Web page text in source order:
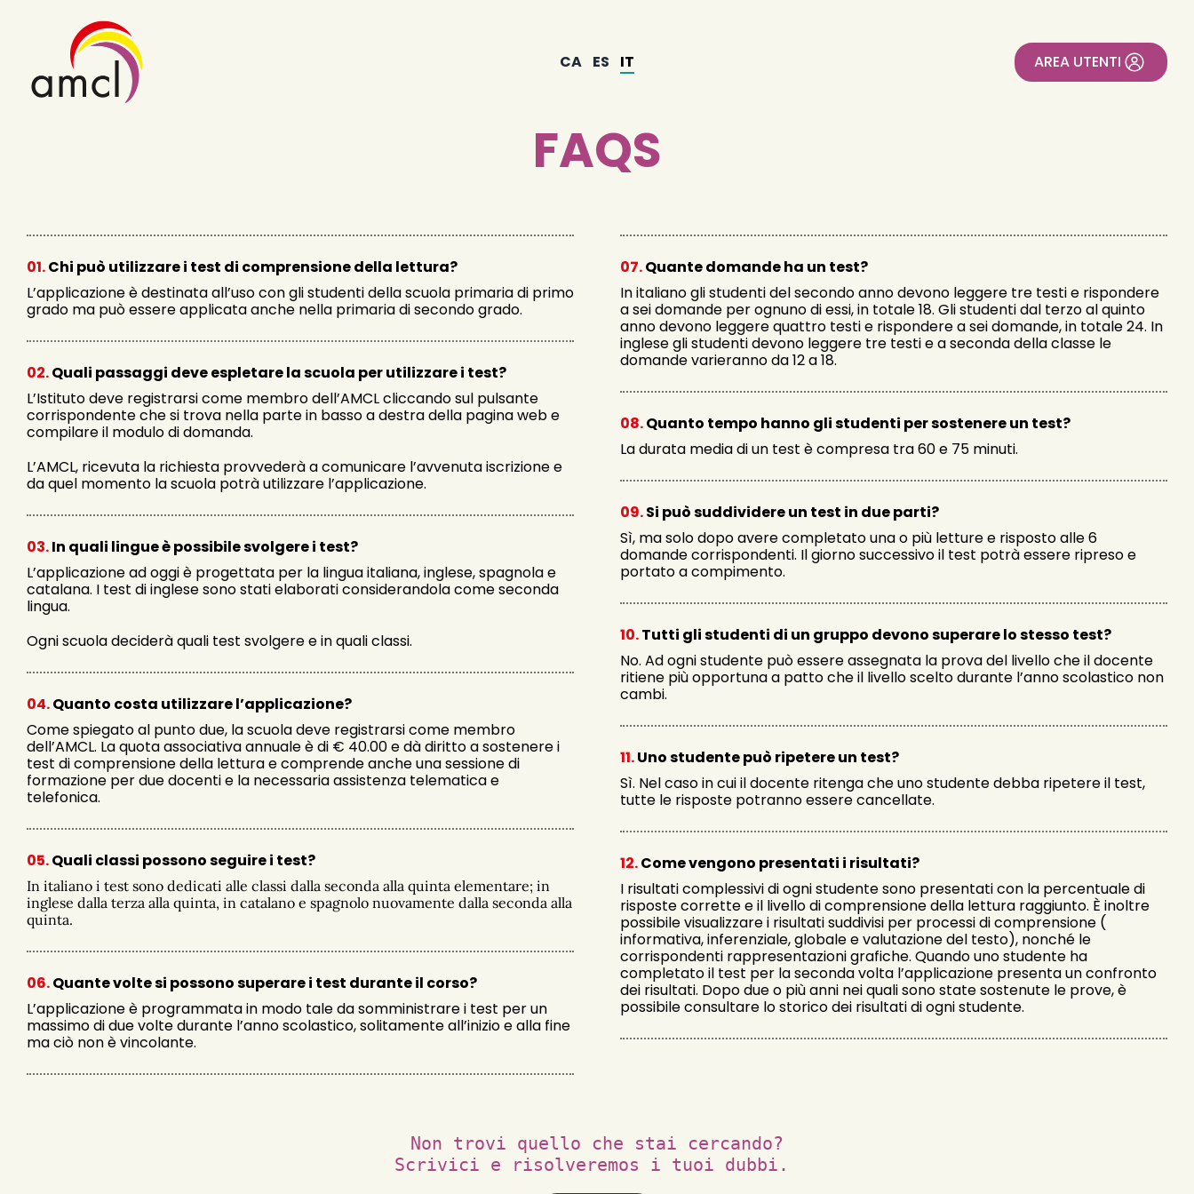
CA ES IT AREA UTENTI
FAQS
01.Chi può utilizzare i test di comprensione della lettura?
L’applicazione è destinata all’uso con gli studenti della scuola primaria di primo
grado ma può essere applicata anche nella primaria di secondo grado.
02.Quali passaggi deve espletare la scuola per utilizzare i test?
L’Istituto deve registrarsi come membro dell’AMCL cliccando sul pulsante
corrispondente che si trova nella parte in basso a destra della pagina web e
compilare il modulo di domanda.
L’AMCL, ricevuta la richiesta provvederà a comunicare l’avvenuta iscrizione e
da quel momento la scuola potrà utilizzare l’applicazione.
03.In quali lingue è possibile svolgere i test?
L’applicazione ad oggi è progettata per la lingua italiana, inglese, spagnola e
catalana. I test di inglese sono stati elaborati considerandola come seconda
lingua.
Ogni scuola deciderà quali test svolgere e in quali classi.
04.Quanto costa utilizzare l’applicazione?
Come spiegato al punto due, la scuola deve registrarsi come membro
dell’AMCL. La quota associativa annuale è di € 40.00 e dà diritto a sostenere i
test di comprensione della lettura e comprende anche una sessione di
formazione per due docenti e la necessaria assistenza telematica e
telefonica.
05.Quali classi possono seguire i test?
In italiano i test sono dedicati alle classi dalla seconda alla quinta elementare; in
inglese dalla terza alla quinta, in catalano e spagnolo nuovamente dalla seconda alla
quinta.
06.Quante volte si possono superare i test durante il corso?
L’applicazione è programmata in modo tale da somministrare i test per un
massimo di due volte durante l’anno scolastico, solitamente all’inizio e alla fine
ma ciò non è vincolante.
07.Quante domande ha un test?
In italiano gli studenti del secondo anno devono leggere tre testi e rispondere
a sei domande per ognuno di essi, in totale 18. Gli studenti dal terzo al quinto
anno devono leggere quattro testi e rispondere a sei domande, in totale 24. In
inglese gli studenti devono leggere tre testi e a seconda della classe le
domande varieranno da 12 a 18.
08.Quanto tempo hanno gli studenti per sostenere un test?
La durata media di un test è compresa tra 60 e 75 minuti.
09.Si può suddividere un test in due parti?
Sì, ma solo dopo avere completato una o più letture e risposto alle 6
domande corrispondenti. Il giorno successivo il test potrà essere ripreso e
portato a compimento.
10.Tutti gli studenti di un gruppo devono superare lo stesso test?
No. Ad ogni studente può essere assegnata la prova del livello che il docente
ritiene più opportuna a patto che il livello scelto durante l’anno scolastico non
cambi.
11.Uno studente può ripetere un test?
Sì. Nel caso in cui il docente ritenga che uno studente debba ripetere il test,
tutte le risposte potranno essere cancellate.
12.Come vengono presentati i risultati?
I risultati complessivi di ogni studente sono presentati con la percentuale di
risposte corrette e il livello di comprensione della lettura raggiunto. È inoltre
possibile visualizzare i risultati suddivisi per processi di comprensione (
informativa, inferenziale, globale e valutazione del testo), nonché le
corrispondenti rappresentazioni grafiche. Quando uno studente ha
completato il test per la seconda volta l’applicazione presenta un confronto
dei risultati. Dopo due o più anni nei quali sono state sostenute le prove, è
possibile consultare lo storico dei risultati di ogni studente.
Non trovi quello che stai cercando?